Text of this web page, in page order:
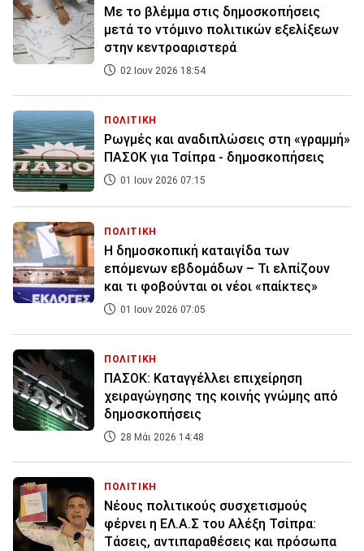
Με το βλέμμα στις δημοσκοπήσεις
μετά το ντόμινο πολιτικών εξελίξεων
στην κεντροαριστερά
02 Ιουν 2026 18:54
ΠΟΛΙΤΙΚΗ
Ρωγμές και αναδιπλώσεις στη «γραμμή»
ΠΑΣΟΚ για Τσίπρα - δημοσκοπήσεις
01 Ιουν 2026 07:15
ΠΟΛΙΤΙΚΗ
Η δημοσκοπική καταιγίδα των
επόμενων εβδομάδων – Τι ελπίζουν
και τι φοβούνται οι νέοι «παίκτες»
01 Ιουν 2026 07:05
ΠΟΛΙΤΙΚΗ
ΠΑΣΟΚ: Καταγγέλλει επιχείρηση
χειραγώγησης της κοινής γνώμης από
δημοσκοπήσεις
28 Μάι 2026 14:48
ΠΟΛΙΤΙΚΗ
Νέους πολιτικούς συσχετισμούς
φέρνει η ΕΛ.Α.Σ του Αλέξη Τσίπρα:
Tάσεις, αντιπαραθέσεις και πρόσωπα